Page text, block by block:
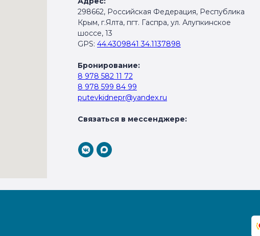
298662, Российская Федерация, Республика
Крым, г.Ялта, пгт. Гаспра, ул. Алупкинское
шоссе, 13
GPS: 44.4309841 34.1137898
Бронирование:
8 978 582 11 72
8 978 599 84 99
putevkidnepr@yandex.ru
Связаться в мессенджере: